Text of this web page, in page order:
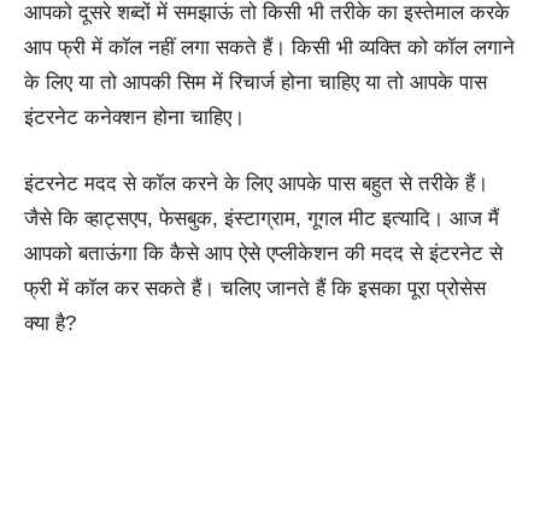
आपको दूसरे शब्दों में समझाऊं तो किसी भी तरीके का इस्तेमाल करके
आप फ्री में कॉल नहीं लगा सकते हैं। किसी भी व्यक्ति को कॉल लगाने
के लिए या तो आपकी सिम में रिचार्ज होना चाहिए या तो आपके पास
इंटरनेट कनेक्शन होना चाहिए।
इंटरनेट मदद से कॉल करने के लिए आपके पास बहुत से तरीके हैं।
जैसे कि व्हाट्सएप, फेसबुक, इंस्टाग्राम, गूगल मीट इत्यादि। आज मैं
आपको बताऊंगा कि कैसे आप ऐसे एप्लीकेशन की मदद से इंटरनेट से
फ्री में कॉल कर सकते हैं। चलिए जानते हैं कि इसका पूरा प्रोसेस
क्या है?